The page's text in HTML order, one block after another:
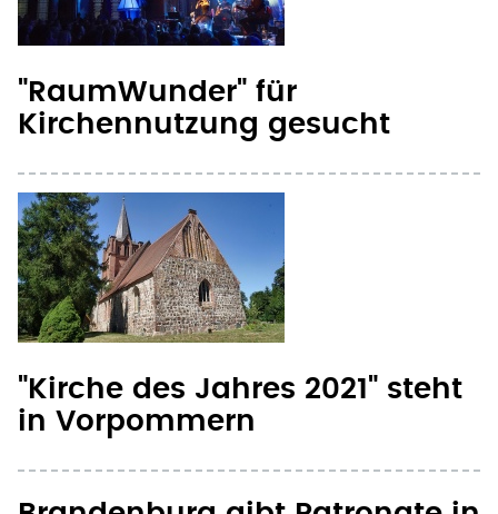
"RaumWunder" für
Kirchennutzung gesucht
"Kirche des Jahres 2021" steht
in Vorpommern